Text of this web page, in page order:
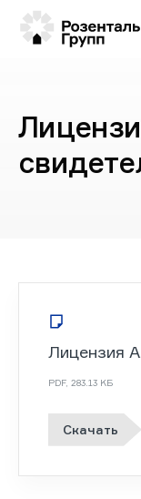
Лицензия
PDF, 283.13 KБ
Скачать